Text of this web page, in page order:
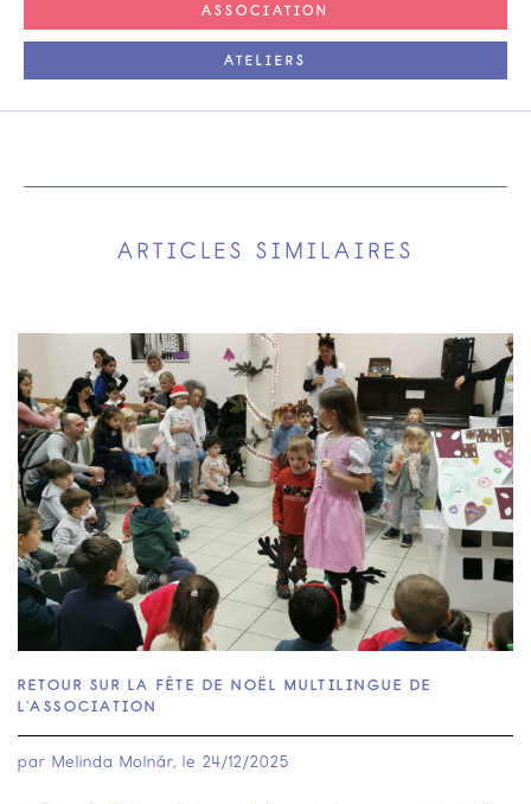
ASSOCIATION
ATELIERS
ARTICLES SIMILAIRES
RETOUR SUR LA FÊTE DE NOËL MULTILINGUE DE
L’ASSOCIATION
par Melinda Molnár, le 24/12/2025